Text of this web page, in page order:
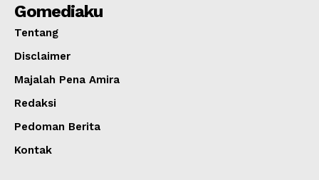
Gomediaku
Tentang
Disclaimer
Majalah Pena Amira
Redaksi
Pedoman Berita
Kontak